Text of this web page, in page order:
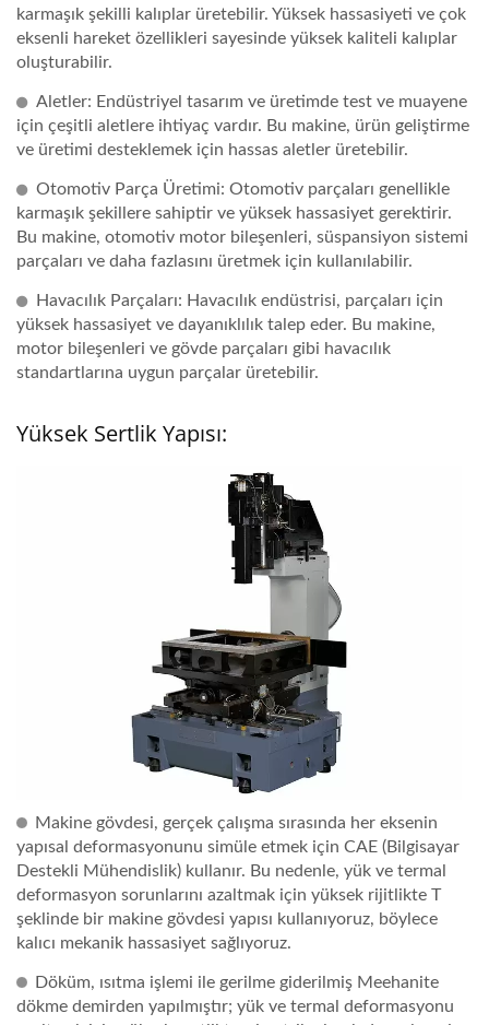
karmaşık şekilli kalıplar üretebilir. Yüksek hassasiyeti ve çok
eksenli hareket özellikleri sayesinde yüksek kaliteli kalıplar
oluşturabilir.
Aletler: Endüstriyel tasarım ve üretimde test ve muayene
için çeşitli aletlere ihtiyaç vardır. Bu makine, ürün geliştirme
ve üretimi desteklemek için hassas aletler üretebilir.
Otomotiv Parça Üretimi: Otomotiv parçaları genellikle
karmaşık şekillere sahiptir ve yüksek hassasiyet gerektirir.
Bu makine, otomotiv motor bileşenleri, süspansiyon sistemi
parçaları ve daha fazlasını üretmek için kullanılabilir.
Havacılık Parçaları: Havacılık endüstrisi, parçaları için
yüksek hassasiyet ve dayanıklılık talep eder. Bu makine,
motor bileşenleri ve gövde parçaları gibi havacılık
standartlarına uygun parçalar üretebilir.
Yüksek Sertlik Yapısı:
Makine gövdesi, gerçek çalışma sırasında her eksenin
yapısal deformasyonunu simüle etmek için CAE (Bilgisayar
Destekli Mühendislik) kullanır. Bu nedenle, yük ve termal
deformasyon sorunlarını azaltmak için yüksek rijitlikte T
şeklinde bir makine gövdesi yapısı kullanıyoruz, böylece
kalıcı mekanik hassasiyet sağlıyoruz.
Döküm, ısıtma işlemi ile gerilme giderilmiş Meehanite
dökme demirden yapılmıştır; yük ve termal deformasyonu